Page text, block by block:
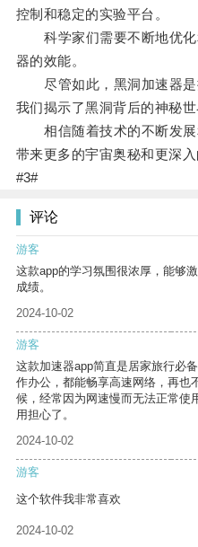
控制和稳定的实验平台。
科学家们需要不断地优化
器的效能。
尽管如此，黑洞加速器是
我们揭示了黑洞背后的神秘世
相信随着技术的不断发展
带来更多的宇宙奥秘和更深入
#3#
评论
游客
这款app的学习氛围很浓厚，能够
成绩。
2024-10-02
游客
这款加速器app简直是居家旅行必
作办公，都能畅享高速网络，再也
候，经常因为网速慢而无法正常使
用担心了。
2024-10-02
游客
这个软件我非常喜欢
2024-10-02